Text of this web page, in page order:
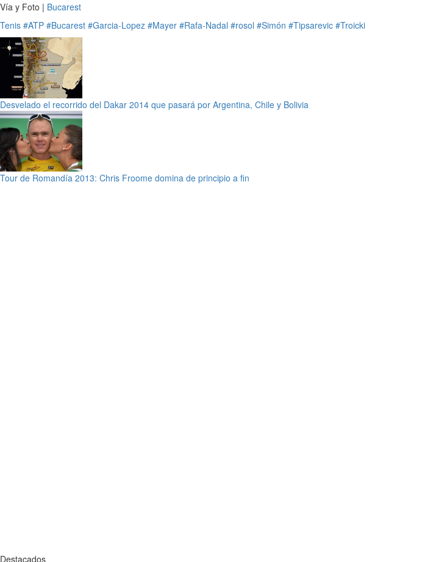
Vía y Foto | Bucarest
Tenis #ATP #Bucarest #Garcia-Lopez #Mayer #Rafa-Nadal #rosol #Simón #Tipsarevic #Troicki
Desvelado el recorrido del Dakar 2014 que pasará por Argentina, Chile y Bolivia
Tour de Romandía 2013: Chris Froome domina de principio a fin
Destacados